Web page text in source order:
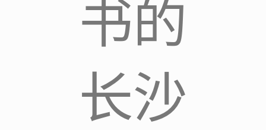
书的
长沙